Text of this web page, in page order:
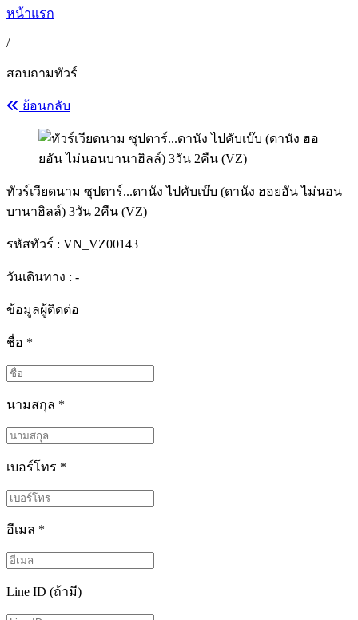
หน้าแรก
/
สอบถามทัวร์
ย้อนกลับ
ทัวร์เวียดนาม ซุปตาร์...ดานัง ไปคับเบ๊บ (ดานัง ฮอยอัน ไม่นอน
บานาฮิลล์) 3วัน 2คืน (VZ)
รหัสทัวร์ : VN_VZ00143
วันเดินทาง : -
ข้อมูลผู้ติดต่อ
ชื่อ *
นามสกุล *
เบอร์โทร *
อีเมล *
Line ID (ถ้ามี)